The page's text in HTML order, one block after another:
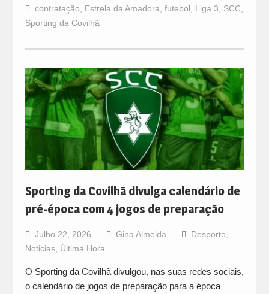
contratação, Estrela da Amadora, futebol, Liga 3, SCC,
Sporting da Covilhã
Sporting da Covilhã divulga calendário de
pré-época com 4 jogos de preparação
Julho 22, 2026 Gina Almeida Desporto
Noticias, Última Hora
O Sporting da Covilhã divulgou, nas suas redes sociais,
o calendário de jogos de preparação para a época